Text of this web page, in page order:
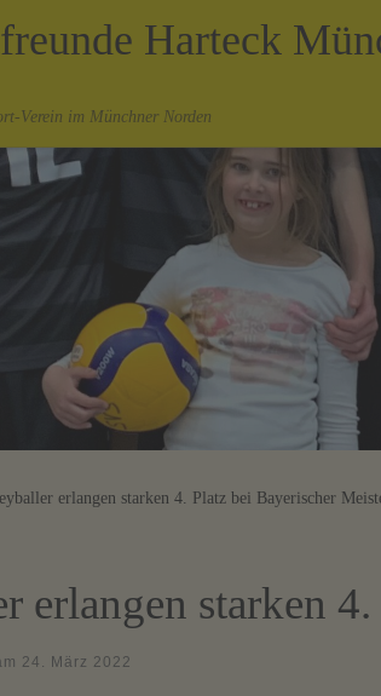
Harteck
Verein im Münchner Norden
erlangen starken 4. Platz bei Bayerischer
erlangen starken
24. März 2022